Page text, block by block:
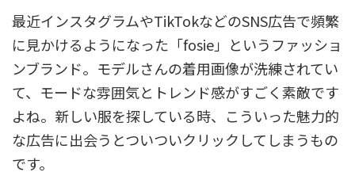
最近インスタグラムやTikTokなどのSNS広告で頻繁
に見かけるようになった「fosie」というファッショ
ンブランド。モデルさんの着用画像が洗練されてい
て、モードな雰囲気とトレンド感がすごく素敵です
よね。新しい服を探している時、こういった魅力的
な広告に出会うとついついクリックしてしまうもの
です。